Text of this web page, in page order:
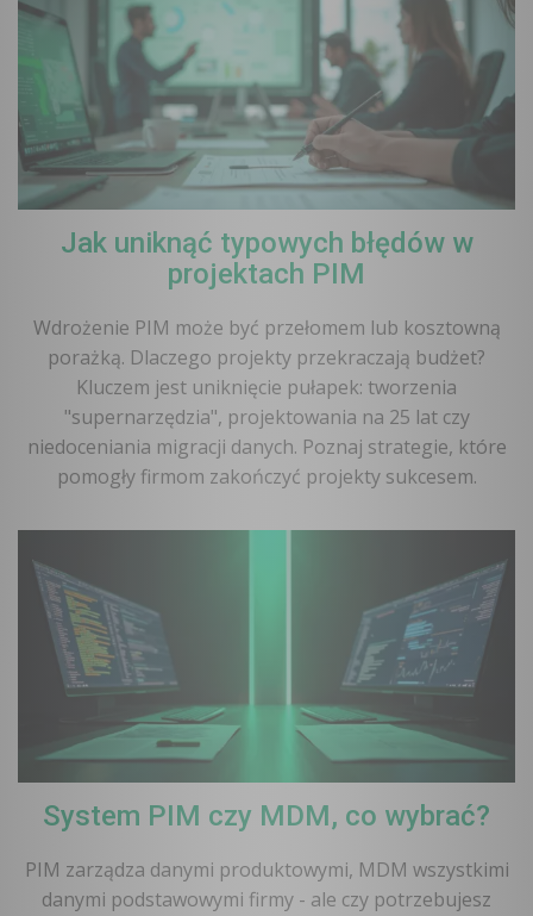
Jak uniknąć typowych błędów w
projektach PIM
Wdrożenie PIM może być przełomem lub kosztowną
porażką. Dlaczego projekty przekraczają budżet?
Kluczem jest uniknięcie pułapek: tworzenia
"supernarzędzia", projektowania na 25 lat czy
niedoceniania migracji danych. Poznaj strategie, które
pomogły firmom zakończyć projekty sukcesem.
System PIM czy MDM, co wybrać?
PIM zarządza danymi produktowymi, MDM wszystkimi
danymi podstawowymi firmy - ale czy potrzebujesz